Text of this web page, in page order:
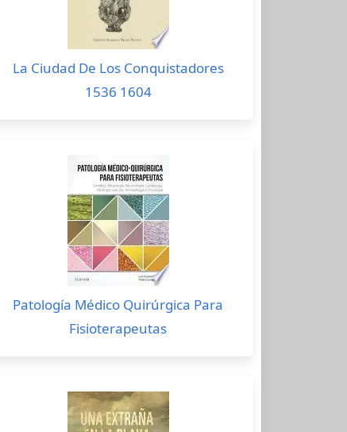
La Ciudad De Los Conquistadores
1536 1604
Patología Médico Quirúrgica Para
Fisioterapeutas